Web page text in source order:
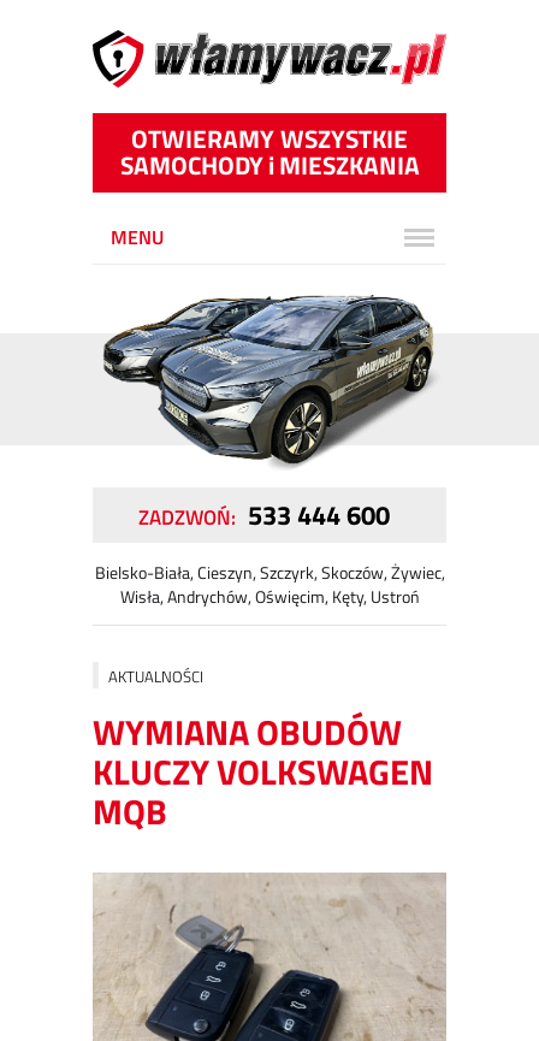
OTWIERAMY WSZYSTKIE
SAMOCHODYiMIESZKANIA
MENU
533 444 600
Bielsko-Biała, Cieszyn, Szczyrk, Skoczów, Żywiec,
Wisła, Andrychów, Oświęcim, Kęty, Ustroń
AKTUALNOŚCI
WYMIANA OBUDÓW
KLUCZY VOLKSWAGEN
MQB